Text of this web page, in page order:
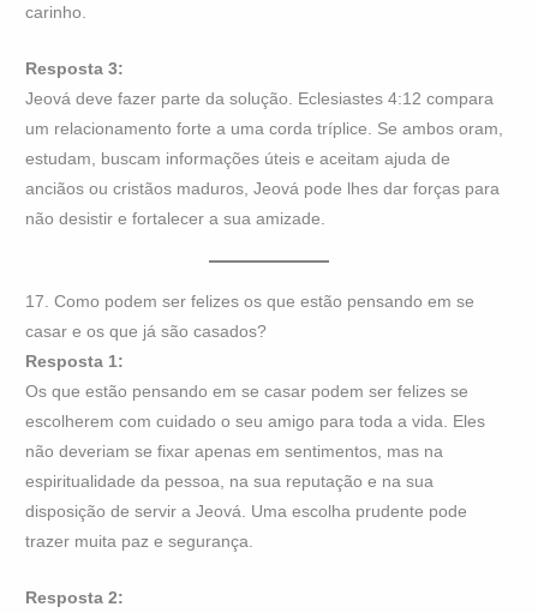
carinho.
Resposta 3:
Jeová deve fazer parte da solução. Eclesiastes 4:12 compara
um relacionamento forte a uma corda tríplice. Se ambos oram,
estudam, buscam informações úteis e aceitam ajuda de
anciãos ou cristãos maduros, Jeová pode lhes dar forças para
não desistir e fortalecer a sua amizade.
17. Como podem ser felizes os que estão pensando em se
casar e os que já são casados?
Resposta 1:
Os que estão pensando em se casar podem ser felizes se
escolherem com cuidado o seu amigo para toda a vida. Eles
não deveriam se fixar apenas em sentimentos, mas na
espiritualidade da pessoa, na sua reputação e na sua
disposição de servir a Jeová. Uma escolha prudente pode
trazer muita paz e segurança.
Resposta 2: